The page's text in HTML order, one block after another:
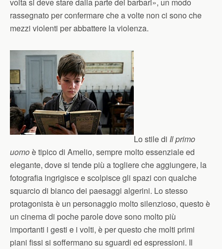
rassegnato per confermare che a volte non ci sono che
mezzi violenti per abbattere la violenza.
Lo stile di Il primo
uomoè tipico di Amelio, sempre molto essenziale ed
elegante, dove si tende più a togliere che aggiungere, la
fotografia ingrigisce e scolpisce gli spazi con qualche
squarcio di bianco dei paesaggi algerini. Lo stesso
protagonista è un personaggio molto silenzioso, questo è
un cinema di poche parole dove sono molto più
importanti i gesti e i volti, è per questo che molti primi
piani fissi si soffermano su sguardi ed espressioni. Il